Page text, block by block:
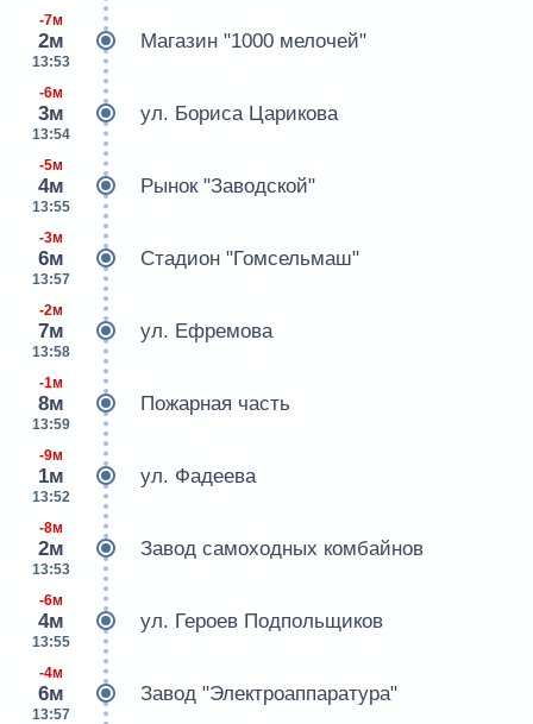
-7м
2м
13:53
Магазин "1000 мелочей"
-6м
3м
13:54
ул. Бориса Царикова
-5м
4м
13:55
Рынок "Заводской"
-3м
6м
13:57
Стадион "Гомсельмаш"
-2м
7м
13:58
ул. Ефремова
-1м
8м
13:59
Пожарная часть
-9м
1м
13:52
ул. Фадеева
-8м
2м
13:53
Завод самоходных комбайнов
-6м
4м
13:55
ул. Героев Подпольщиков
-4м
6м
13:57
Завод "Электроаппаратура"